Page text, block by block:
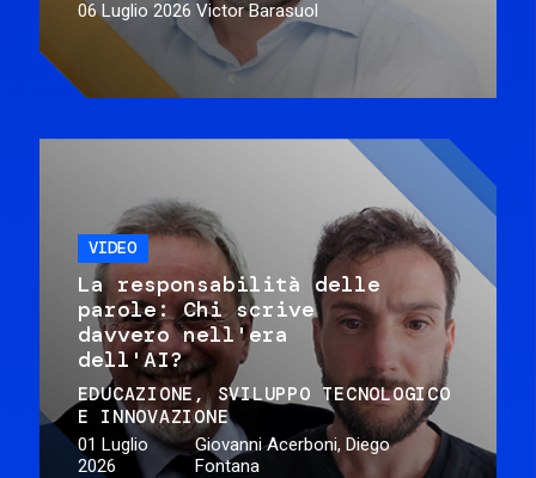
06 Luglio 2026 Victor Barasuol
VIDEO
La responsabilità delle
parole: Chi scrive
davvero nell'era
dell'AI?
EDUCAZIONE
SVILUPPO TECNOLOGICO
E INNOVAZIONE
01 Luglio
2026
Giovanni Acerboni, Diego
Fontana